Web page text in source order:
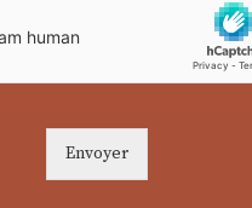
Envoyer